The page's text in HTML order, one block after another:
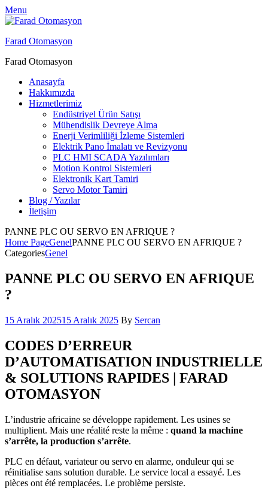
Menu
Farad Otomasyon
Farad Otomasyon
Anasayfa
Hakkımızda
Hizmetlerimiz
Endüstriyel Ürün Satışı
Mühendislik Devreye Alma
Enerji Verimliliği İzleme Sistemleri
Elektrik Pano İmalatı ve Revizyonu
PLC HMI SCADA Yazılımları
Motion Kontrol Sistemleri
Elektronik Kart Tamiri
Servo Motor Tamiri
Blog / Yazılar
İletişim
PANNE PLC OU SERVO EN AFRIQUE ?
Home PageGenelPANNE PLC OU SERVO EN AFRIQUE ?
CategoriesGenel
PANNE PLC OU SERVO EN AFRIQUE
?
15 Aralık 202515 Aralık 2025 By Sercan
CODES D’ERREUR
D’AUTOMATISATION INDUSTRIELLE
& SOLUTIONS RAPIDES | FARAD
OTOMASYON
L’industrie africaine se développe rapidement. Les usines se
multiplient. Mais une réalité reste la même : quand la machine
s’arrête, la production s’arrête.
PLC en défaut, variateur ou servo en alarme, onduleur qui se
réinitialise sans solution durable. Le service local a essayé. Les
pièces ont été remplacées. Le problème persiste.